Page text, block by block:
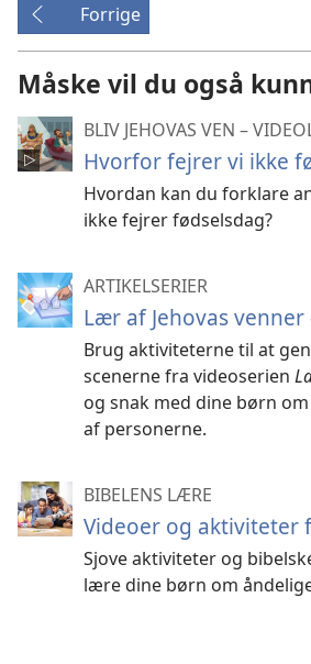
Forrige
Måske vil du også
BLIV JEHOVAS VEN –
Hvorfor fejrer vi ikke
Hvordan kan du forklare
ikke fejrer fødselsdag?
ARTIKELSERIER
Lær af Jehovas
Brug aktiviteterne til at
scenerne fra videoserien
og snak med dine børn
af personerne.
BIBELENS LÆRE
Videoer og aktiviteter
Sjove aktiviteter og
lære dine børn om